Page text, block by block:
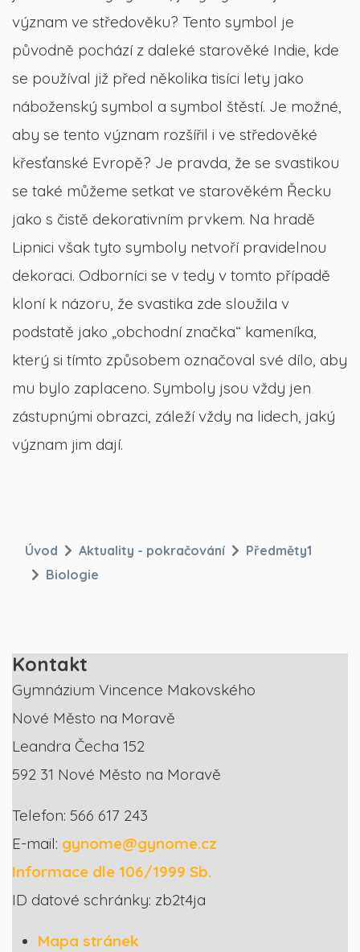
význam ve středověku? Tento symbol je
původně pochází z daleké starověké Indie, kde
se používal již před několika tisíci lety jako
náboženský symbol a symbol štěstí. Je možné,
aby se tento význam rozšířil i ve středověké
křesťanské Evropě? Je pravda, že se svastikou
se také můžeme setkat ve starověkém Řecku
jako s čistě dekorativním prvkem. Na hradě
Lipnici však tyto symboly netvoří pravidelnou
dekoraci. Odborníci se v tedy v tomto případě
kloní k názoru, že svastika zde sloužila v
podstatě jako „obchodní značka“ kameníka,
který si tímto způsobem označoval své dílo, aby
mu bylo zaplaceno. Symboly jsou vždy jen
zástupnými obrazci, záleží vždy na lidech, jaký
význam jim dají.
Úvod Aktuality - pokračování
Předměty1
Biologie
Kontakt
Gymnázium Vincence Makovského
Nové Město na Moravě
Leandra Čecha 152
592 31 Nové Město na Moravě
Telefon: 566 617 243
E-mail: gynome@gynome.cz
Informace dle 106/1999 Sb.
ID datové schránky: zb2t4ja
Mapa stránek